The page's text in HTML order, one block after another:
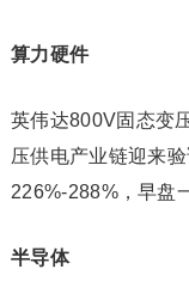
算力硬件
英伟达800V固态变
压供电产业链迎来
226%-288%，早盘
半导体